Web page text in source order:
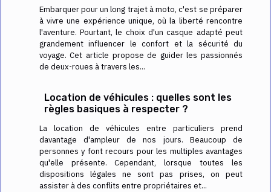
Embarquer pour un long trajet à moto, c'est se préparer
à vivre une expérience unique, où la liberté rencontre
l'aventure. Pourtant, le choix d'un casque adapté peut
grandement influencer le confort et la sécurité du
voyage. Cet article propose de guider les passionnés
de deux-roues à travers les...
Location de véhicules : quelles sont les
règles basiques à respecter ?
La location de véhicules entre particuliers prend
davantage d'ampleur de nos jours. Beaucoup de
personnes y font recours pour les multiples avantages
qu'elle présente. Cependant, lorsque toutes les
dispositions légales ne sont pas prises, on peut
assister à des conflits entre propriétaires et...